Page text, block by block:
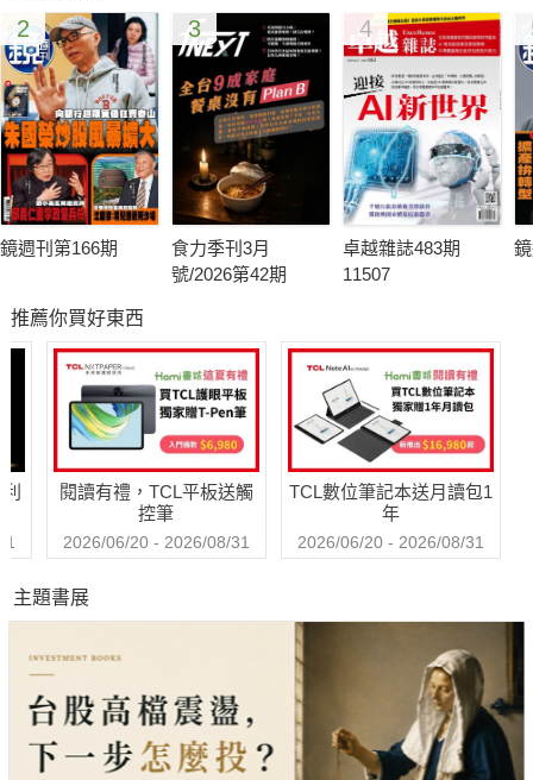
2
鏡週刊第166期
3
食力季刊3月
號/2026第42期
4
卓越雜誌483期
11507
推薦你買好東西
閱讀有禮，TCL平板送觸
控筆
2026/06/20 - 2026/08/31
TCL數位筆記本送月讀包1
年
2026/06/20 - 2026/08/31
主題書展